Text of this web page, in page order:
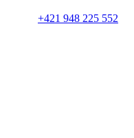
+421 948 225 552